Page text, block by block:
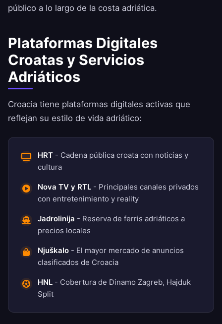
público a lo largo de la costa adriática.
Plataformas Digitales
Croatas y Servicios
Adriáticos
Croacia tiene plataformas digitales activas que
reflejan su estilo de vida adriático:
HRT - Cadena pública croata con noticias y
cultura
Nova TV y RTL - Principales canales privados
con entretenimiento y reality
Jadrolinija - Reserva de ferris adriáticos a
precios locales
Njuškalo - El mayor mercado de anuncios
clasificados de Croacia
HNL - Cobertura de Dinamo Zagreb, Hajduk
Split